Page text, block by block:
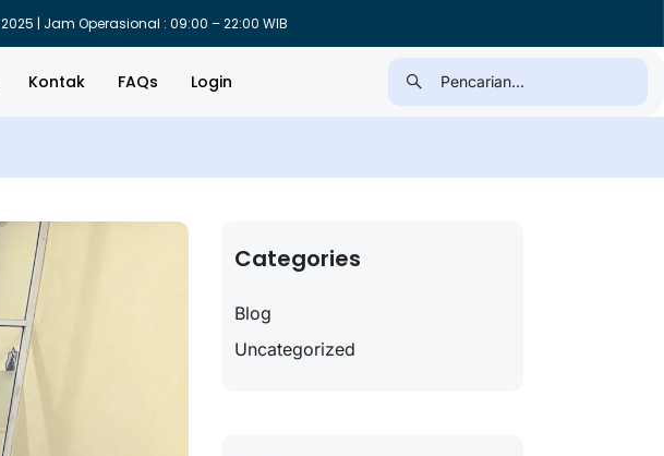
| Jam Operasional : 09:00 – 22:00 WIB
Kontak FAQs Login
Categories
Blog
Uncategorized